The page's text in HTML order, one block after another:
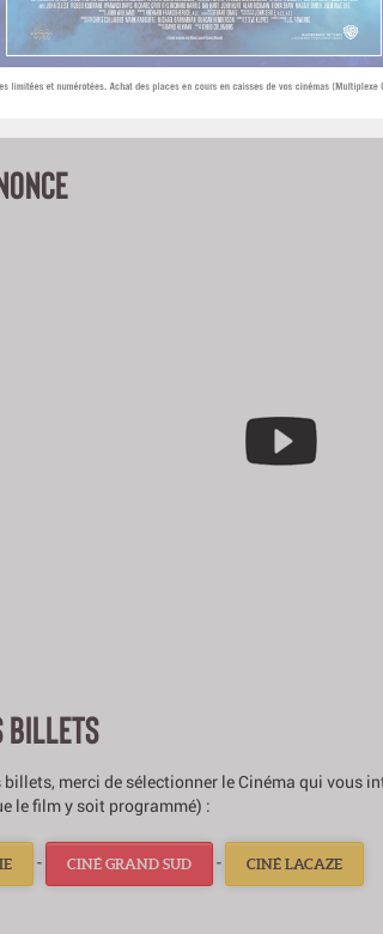
BILLETS
merci de sélectionner le Cinéma qui vous
le film y soit programmé) :
- CINÉ GRAND SUD - CINÉ LACAZE